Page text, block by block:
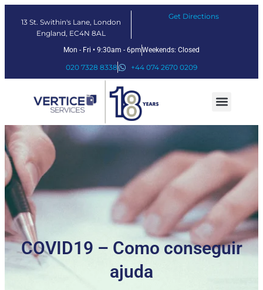
13 St. Swithin's Lane, London
England, EC4N 8AL
Get Directions
Mon - Fri • 9:30am - 6pmWeekends: Closed
020 7328 8338 +44 074 2670 0209
COVID19 – Como conseguir
ajuda